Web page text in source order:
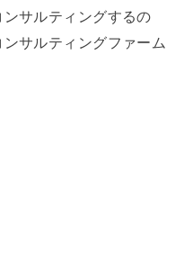
サルティングするの
サルティングファーム